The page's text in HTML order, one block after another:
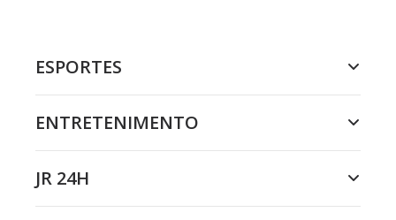
ESPORTES
ENTRETENIMENTO
JR 24H